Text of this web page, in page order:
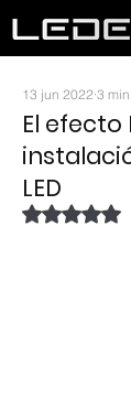
El efecto
LED
13 jun 2022 3
Obtuvo